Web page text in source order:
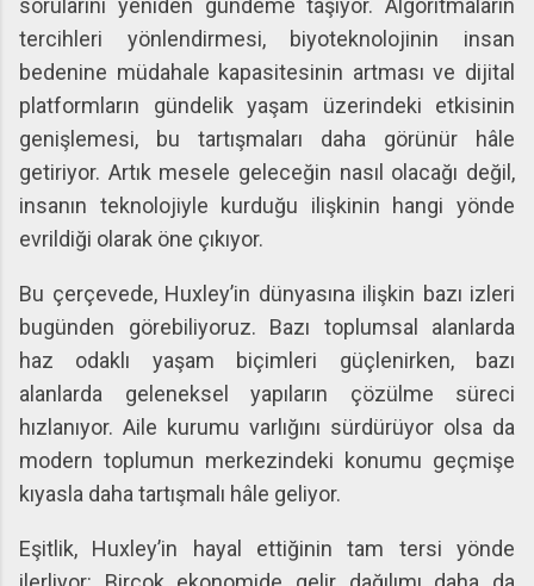
sorularını yeniden gündeme taşıyor. Algoritmaların
tercihleri yönlendirmesi, biyoteknolojinin insan
bedenine müdahale kapasitesinin artması ve dijital
platformların gündelik yaşam üzerindeki etkisinin
genişlemesi, bu tartışmaları daha görünür hâle
getiriyor. Artık mesele geleceğin nasıl olacağı değil,
insanın teknolojiyle kurduğu ilişkinin hangi yönde
evrildiği olarak öne çıkıyor.
Bu çerçevede, Huxley’in dünyasına ilişkin bazı izleri
bugünden görebiliyoruz. Bazı toplumsal alanlarda
haz odaklı yaşam biçimleri güçlenirken, bazı
alanlarda geleneksel yapıların çözülme süreci
hızlanıyor. Aile kurumu varlığını sürdürüyor olsa da
modern toplumun merkezindeki konumu geçmişe
kıyasla daha tartışmalı hâle geliyor.
Eşitlik, Huxley’in hayal ettiğinin tam tersi yönde